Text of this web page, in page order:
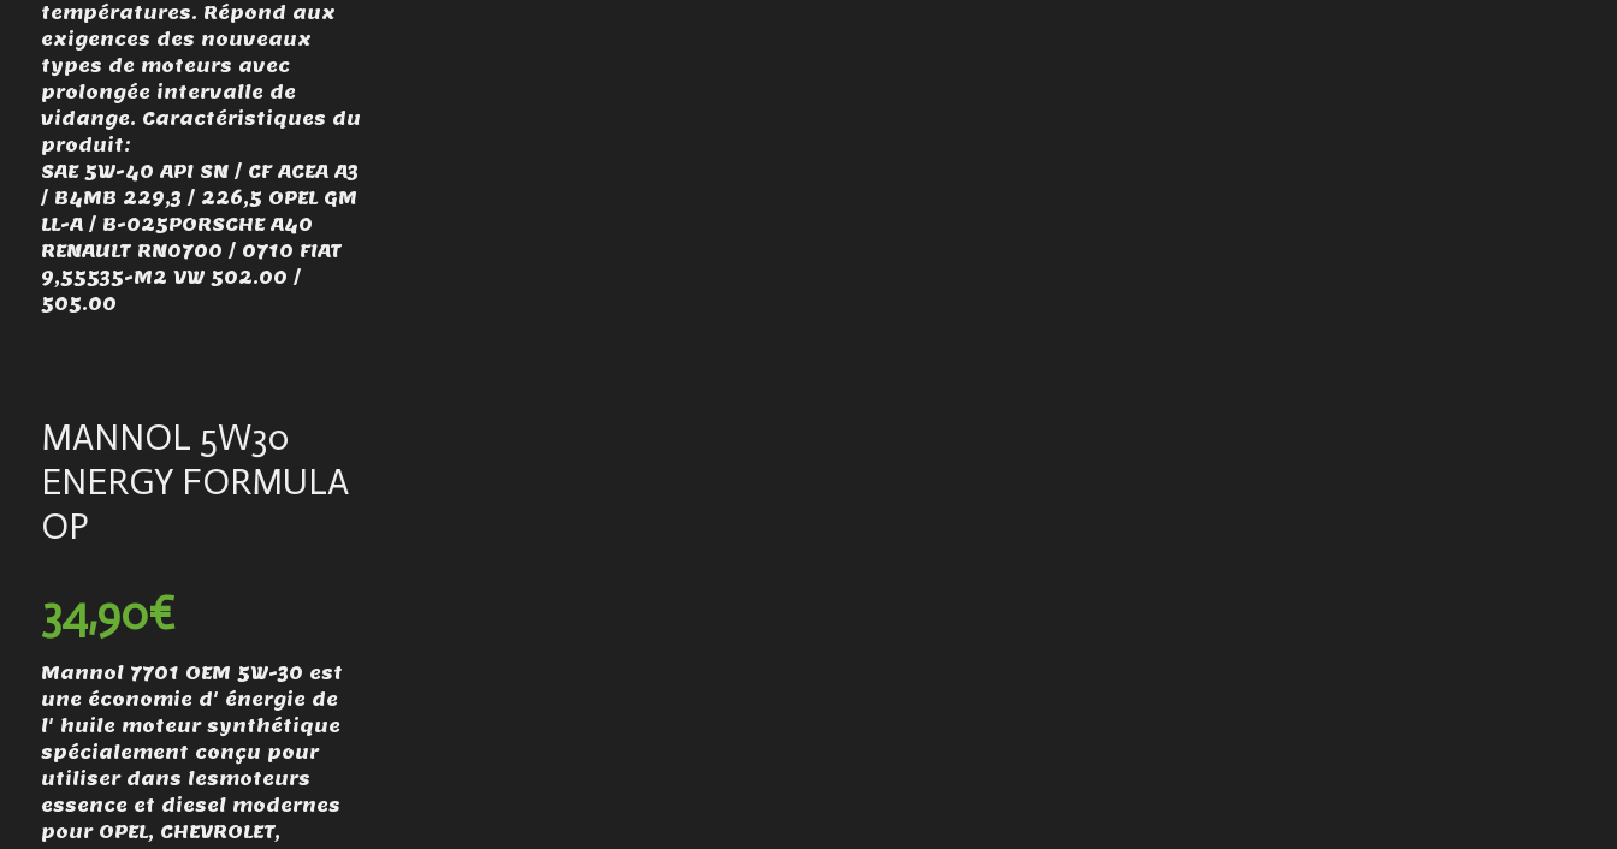
températures. Répond aux
exigences des nouveaux
types de moteurs avec
prolongée intervalle de
vidange. Caractéristiques du
produit:
SAE 5W-40 API SN / CF ACEA A3
/ B4MB 229,3 / 226,5 OPEL GM
LL-A / B-025PORSCHE A40
RENAULT RN0700 / 0710 FIAT
9,55535-M2 VW 502.00 /
505.00
MANNOL 5W30
ENERGY FORMULA
OP
34,90€
Mannol 7701 OEM 5W-30 est
une économie d' énergie de
l' huile moteur synthétique
spécialement conçu pour
utiliser dans lesmoteurs
essence et diesel modernes
pour OPEL, CHEVROLET,